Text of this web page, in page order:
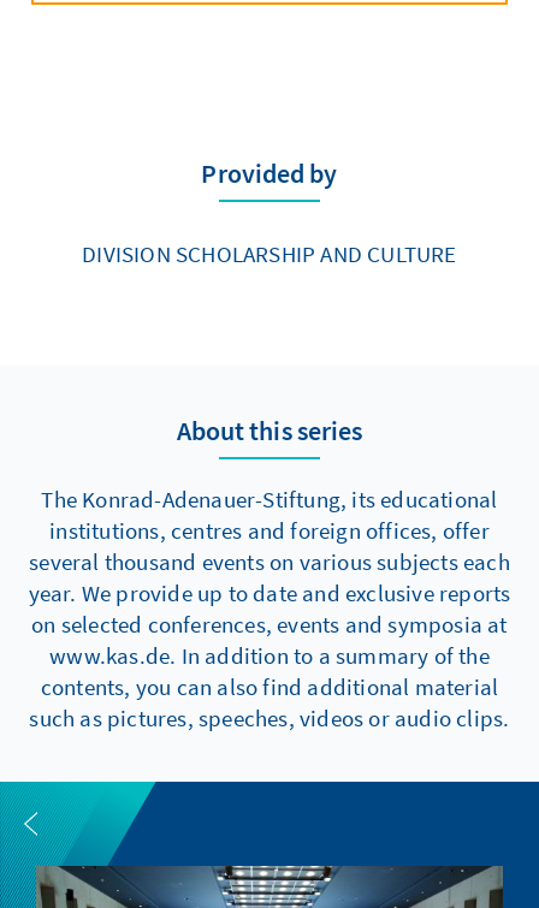
Provided by
DIVISION SCHOLARSHIP AND CULTURE
About this series
The Konrad-Adenauer-Stiftung, its educational
institutions, centres and foreign offices, offer
several thousand events on various subjects each
year. We provide up to date and exclusive reports
on selected conferences, events and symposia at
www.kas.de. In addition to a summary of the
contents, you can also find additional material
such as pictures, speeches, videos or audio clips.